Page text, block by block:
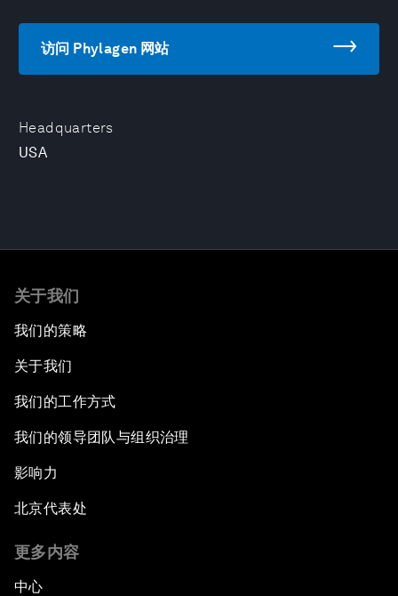
Headquarters
USA
访问 Phylagen 网站
关于我们
我们的策略
关于我们
我们的工作方式
我们的领导团队与组织治理
影响力
北京代表处
更多内容
中心